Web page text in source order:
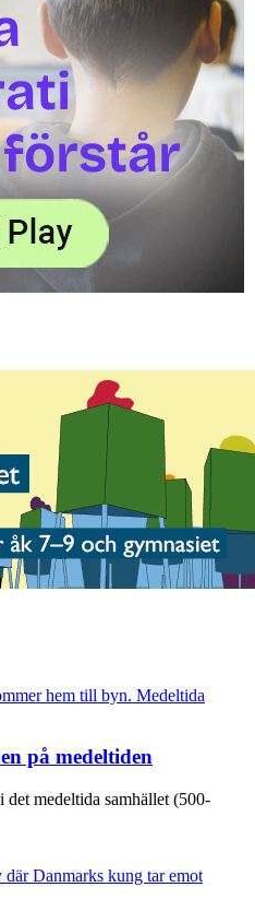
på medeltiden
det medeltida samhället (500-